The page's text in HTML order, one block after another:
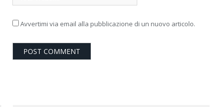
Avvertimi via email alla pubblicazione di un nuovo articolo.